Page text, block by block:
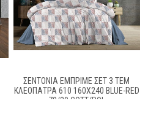
ΣΕΝΤΌΝΙΑ ΕΜΠΡΙΜΈ ΣΕΤ 3 ΤΕΜ
ΚΛΕΟΠΆΤΡΑ 610 160X240 BLUE-RED
70/30 COTT/POL